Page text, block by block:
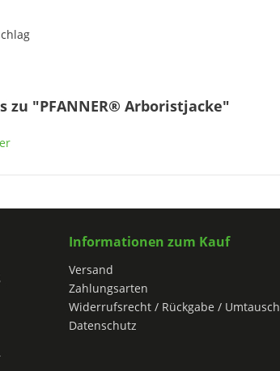
zu "PFANNER® Arboristjacke"
Informationen zum Kauf
Versand
Zahlungsarten
Widerrufsrecht / Rückgabe / Umtausch
Datenschutz